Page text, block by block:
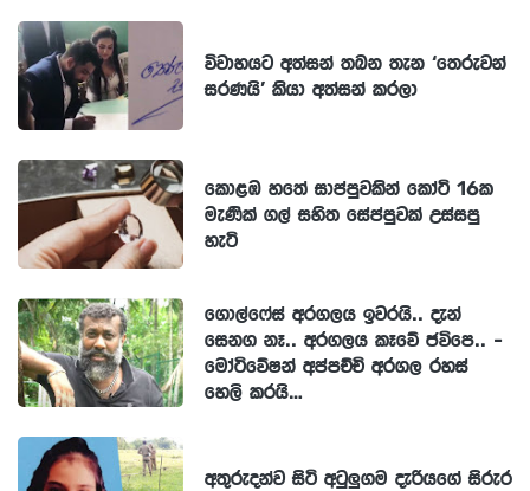
විවාහයට අත්සන් තබන තැන ‘තෙරුවන්
සරණයි’ කියා අත්සන් කරලා
කොළඹ හතේ සාප්පුවකින් කෝටි 16ක
මැණික් ගල් සහිත සේප්පුවක් උස්සපු
හැටි
ගොල්ෆේස් අරගලය ඉවරයි.. දැන්
සෙනග නෑ.. අරගලය කෑවේ ජවිපෙ.. -
මෝටිවේෂන් අප්පච්චි අරගල රහස්
හෙලි කරයි…
අතුරුදන්ව සිටි අටුලුගම දැරියගේ සිරුර